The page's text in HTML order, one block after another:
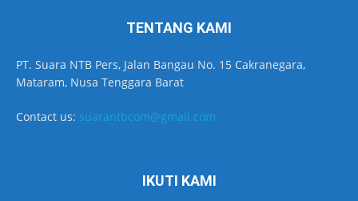
TENTANG KAMI
PT. Suara NTB Pers, Jalan Bangau No. 15 Cakranegara,
Mataram, Nusa Tenggara Barat
Contact us: suarantbcom@gmail.com
IKUTI KAMI